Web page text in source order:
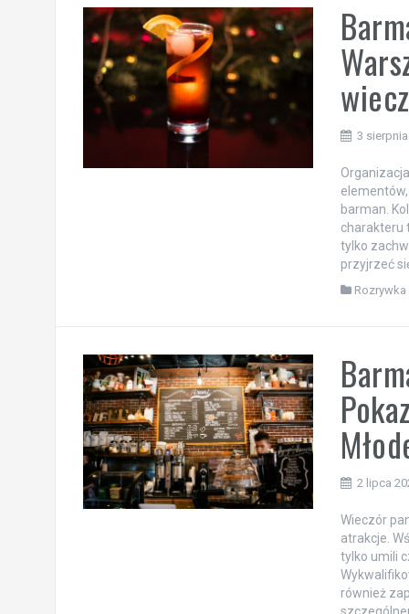
3
barman.
charakteru
tylko
przyjrzeć
Rozrywka
2 lipca
Wieczór
atrakcje.
tylko umili
również